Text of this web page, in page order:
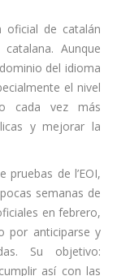
oficial de catalán
Aunque
del idioma
el nivel
cada vez más
y mejorar la
de l’EOI,
semanas de
en febrero,
por anticiparse y
Su objetivo:
así con las